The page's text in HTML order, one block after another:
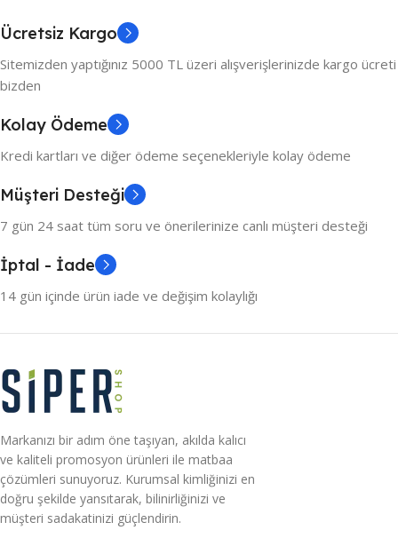
Ücretsiz Kargo
Sitemizden yaptığınız 5000 TL üzeri alışverişlerinizde kargo ücreti
bizden
Kolay Ödeme
Kredi kartları ve diğer ödeme seçenekleriyle kolay ödeme
Müşteri Desteği
7 gün 24 saat tüm soru ve önerilerinize canlı müşteri desteği
İptal - İade
14 gün içinde ürün iade ve değişim kolaylığı
Markanızı bir adım öne taşıyan, akılda kalıcı
ve kaliteli promosyon ürünleri ile matbaa
çözümleri sunuyoruz. Kurumsal kimliğinizi en
doğru şekilde yansıtarak, bilinirliğinizi ve
müşteri sadakatinizi güçlendirin.